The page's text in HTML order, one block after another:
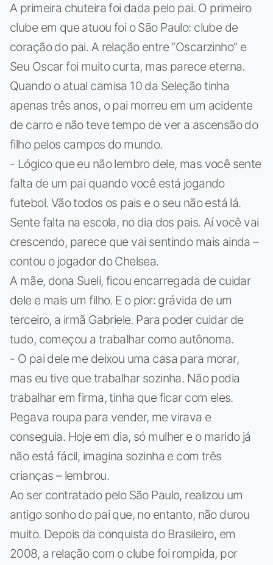
A primeira chuteira foi dada pelo pai. O primeiro
clube em que atuou foi o São Paulo: clube de
coração do pai. A relação entre “Oscarzinho” e
Seu Oscar foi muito curta, mas parece eterna.
Quando o atual camisa 10 da Seleção tinha
apenas três anos, o pai morreu em um acidente
de carro e não teve tempo de ver a ascensão do
filho pelos campos do mundo.
- Lógico que eu não lembro dele, mas você sente
falta de um pai quando você está jogando
futebol. Vão todos os pais e o seu não está lá.
Sente falta na escola, no dia dos pais. Aí você vai
crescendo, parece que vai sentindo mais ainda –
contou o jogador do Chelsea.
A mãe, dona Sueli, ficou encarregada de cuidar
dele e mais um filho. E o pior: grávida de um
terceiro, a irmã Gabriele. Para poder cuidar de
tudo, começou a trabalhar como autônoma.
- O pai dele me deixou uma casa para morar,
mas eu tive que trabalhar sozinha. Não podia
trabalhar em firma, tinha que ficar com eles.
Pegava roupa para vender, me virava e
conseguia. Hoje em dia, só mulher e o marido já
não está fácil, imagina sozinha e com três
crianças – lembrou.
Ao ser contratado pelo São Paulo, realizou um
antigo sonho do pai que, no entanto, não durou
muito. Depois da conquista do Brasileiro, em
2008, a relação com o clube foi rompida, por